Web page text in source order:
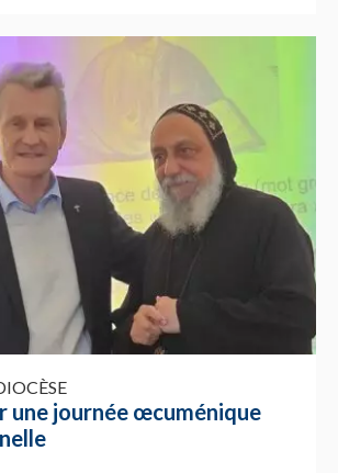
une journée œcuménique